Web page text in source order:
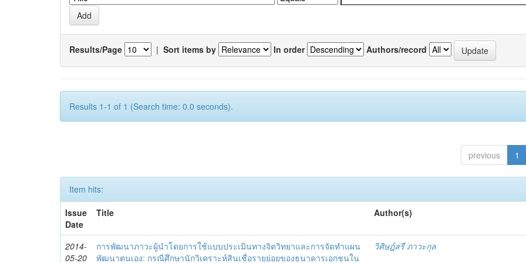
Results/Page | Sort items by In order Authors/record
Results 1-1 of 1 (Search time: 0.0 seconds).
previous 1
Item hits:
Issue
Date
Title Author(s)
2014-
05-20
การพัฒนาภาวะผู้นำโดยการใช้แบบประเมินทางจิตวิทยาและการจัดทำแผน
พัฒนาตนเอง: กรณีศึกษานักวิเคราะห์สินเชื่อรายย่อยของธนาคารเอกชนใน
วิศิษฎ์สรี ภาวะกุล